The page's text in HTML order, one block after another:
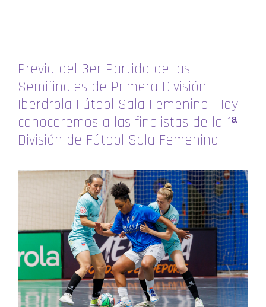
Previa del 3er Partido de las
Semifinales de Primera División
Iberdrola Fútbol Sala Femenino: Hoy
conoceremos a las finalistas de la 1ª
División de Fútbol Sala Femenino